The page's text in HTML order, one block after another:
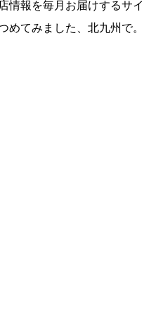
情報を毎月お届けするサイ
めてみました、 北九州 で。